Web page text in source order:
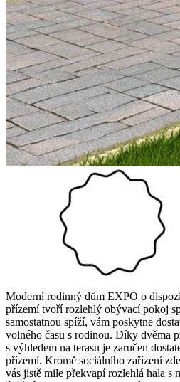
Moderní rodinný dům EXPO o
přízemí tvoří rozlehlý obývací pokoj
samostatnou spíží, vám poskytne
volného času s rodinou. Díky dvěma
s výhledem na terasu je zaručen
přízemí. Kromě sociálního zařízení
vás jistě mile překvapí rozlehlá hala s